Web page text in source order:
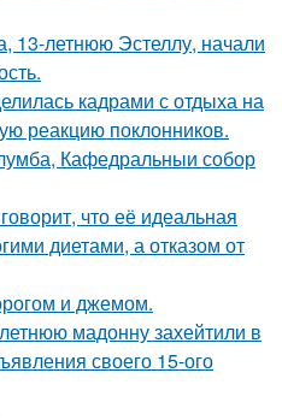
13-летнюю Эстеллу, начали
кадрами с отдыха на
реакцию поклонников.
Кафедральныи собор
что её идеальная
диетами, а отказом от
и джемом.
мадонну захейтили в
своего 15-ого